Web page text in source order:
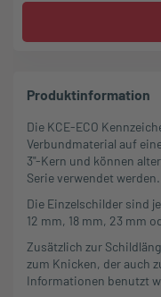
Produktinformation
Die KCE-ECO
Verbundmaterial auf
3"-Kern und können
Serie verwendet werden.
Die Einzelschilder sind
12 mm, 18 mm, 23 mm
Zusätzlich zur
zum Knicken, der auch
Informationen benutzt